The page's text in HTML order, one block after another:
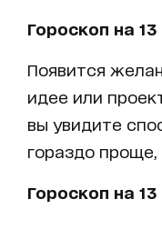
Гороскоп на
Появится
идее или
вы увидите
гораздо проще,
Гороскоп на